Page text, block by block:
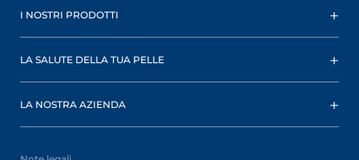
I NOSTRI PRODOTTI
LA SALUTE DELLA TUA PELLE
LA NOSTRA AZIENDA